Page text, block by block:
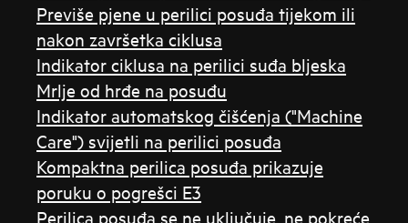
Previše pjene u perilici posuđa tijekom ili
nakon završetka ciklusa
Indikator ciklusa na perilici suđa bljeska
Mrlje od hrđe na posuđu
Indikator automatskog čišćenja ("Machine
Care") svijetli na perilici posuđa
Kompaktna perilica posuđa prikazuje
poruku o pogrešci E3
Perilica posuđa se ne uključuje, ne pokreće